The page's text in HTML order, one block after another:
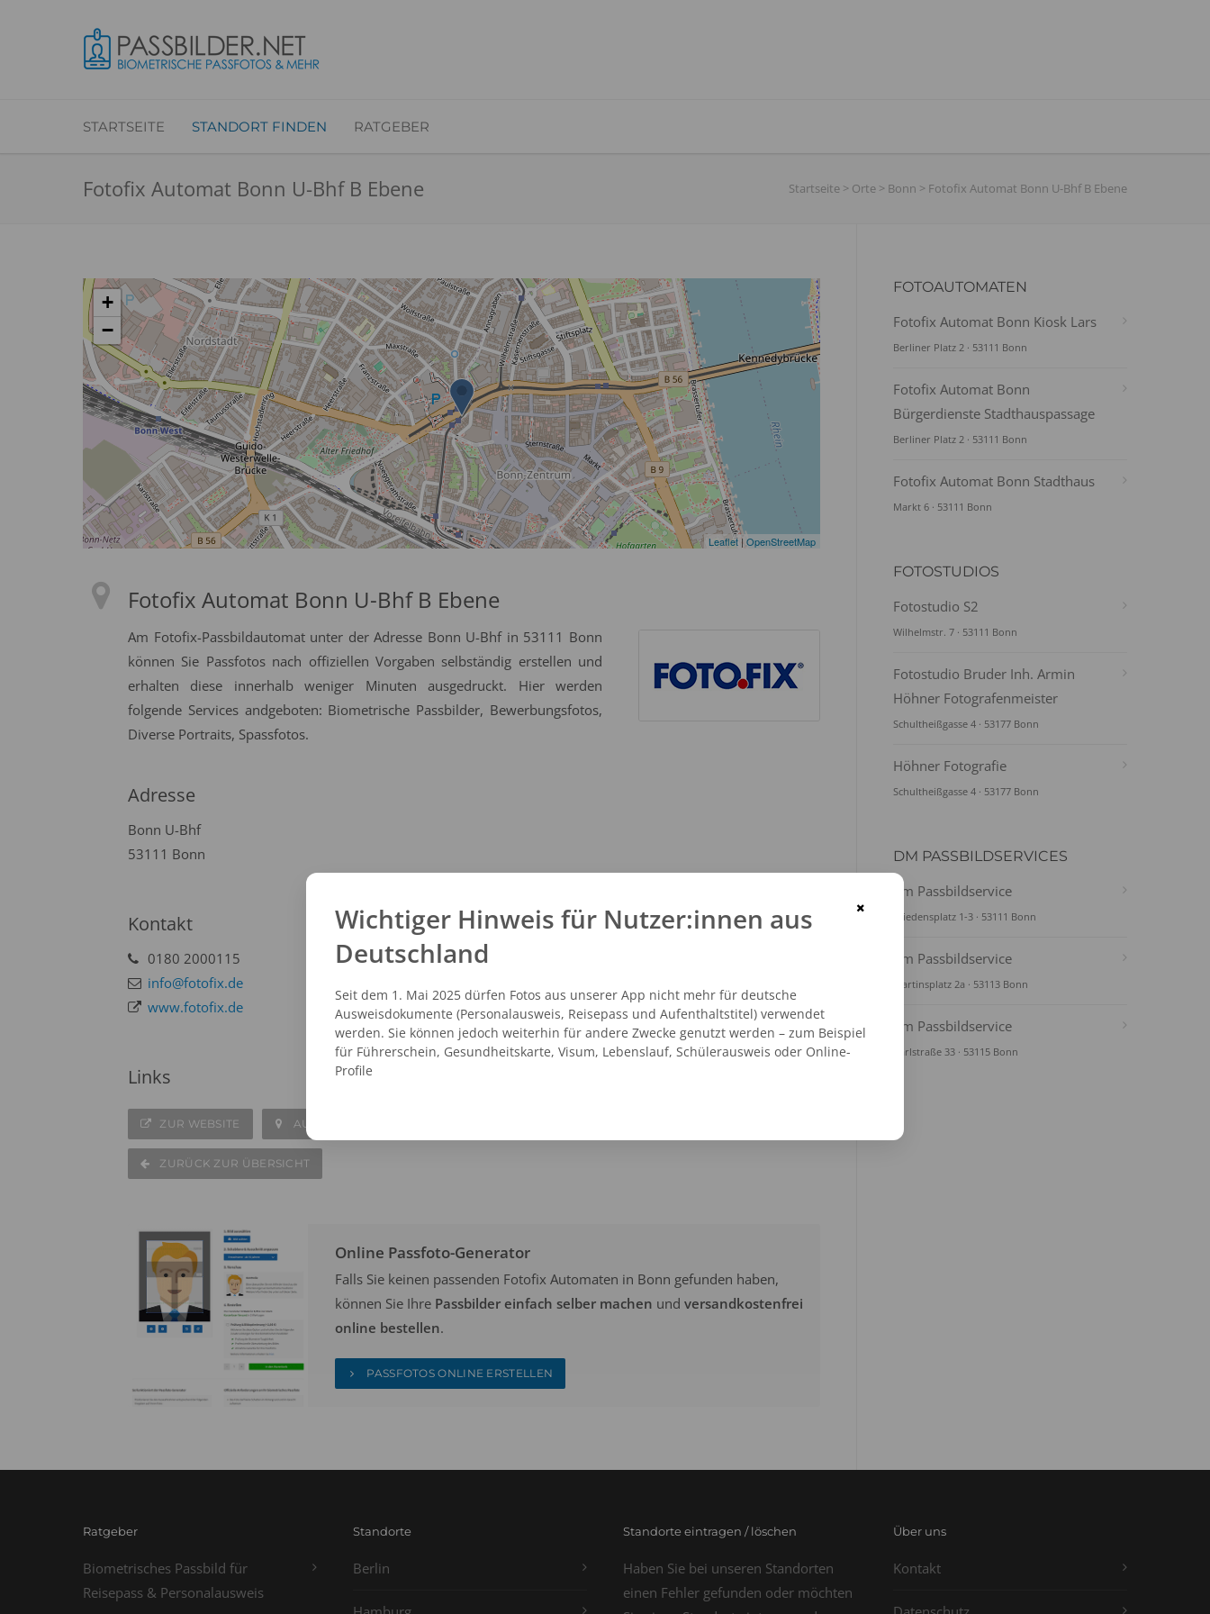
STARTSEITE STANDORT FINDEN RATGEBER
Fotofix Automat Bonn U-Bhf B Ebene Startseite > Orte > Bonn > Fotofix Automat Bonn U-Bhf B Ebene
+
−
Leaflet | OpenStreetMap
Fotofix Automat Bonn U-Bhf B Ebene
Am Fotofix-Passbildautomat unter der Adresse Bonn U-Bhf in 53111 Bonn
können Sie Passfotos nach offiziellen Vorgaben selbständig erstellen und
erhalten diese innerhalb weniger Minuten ausgedruckt. Hier werden
folgende Services andgeboten: Biometrische Passbilder, Bewerbungsfotos,
Diverse Portraits, Spassfotos.
Adresse
Bonn U-Bhf
53111 Bonn
Kontakt
0180 2000115
info@fotofix.de
www.fotofix.de
Links
ZUR WEBSITE AUF DER KARTE ANZEIGEN
ZURÜCK ZUR ÜBERSICHT
Online Passfoto-Generator
Falls Sie keinen passenden Fotofix Automaten in Bonn gefunden haben,
können Sie Ihre Passbilder einfach selber machen und versandkostenfrei
online bestellen.
PASSFOTOS ONLINE ERSTELLEN
FOTOAUTOMATEN
Fotofix Automat Bonn Kiosk Lars
Berliner Platz 2 · 53111 Bonn
Fotofix Automat Bonn
Bürgerdienste Stadthauspassage
Berliner Platz 2 · 53111 Bonn
Fotofix Automat Bonn Stadthaus
Markt 6 · 53111 Bonn
FOTOSTUDIOS
Fotostudio S2
Wilhelmstr. 7 · 53111 Bonn
Fotostudio Bruder Inh. Armin
Höhner Fotografenmeister
Schultheißgasse 4 · 53177 Bonn
Höhner Fotografie
Schultheißgasse 4 · 53177 Bonn
DM PASSBILDSERVICES
dm Passbildservice
Friedensplatz 1-3 · 53111 Bonn
dm Passbildservice
Martinsplatz 2a · 53113 Bonn
dm Passbildservice
Karlstraße 33 · 53115 Bonn
Ratgeber
Biometrisches Passbild für
Reisepass & Personalausweis
Standorte
Berlin
Standorte eintragen / löschen
Haben Sie bei unseren Standorten
einen Fehler gefunden oder möchten
Über uns
Kontakt
×
Wichtiger Hinweis für Nutzer:innen aus
Deutschland
Seit dem 1. Mai 2025 dürfen Fotos aus unserer App nicht mehr für deutsche
Ausweisdokumente (Personalausweis, Reisepass und Aufenthaltstitel) verwendet
werden. Sie können jedoch weiterhin für andere Zwecke genutzt werden – zum Beispiel
für Führerschein, Gesundheitskarte, Visum, Lebenslauf, Schülerausweis oder Online-
Profile